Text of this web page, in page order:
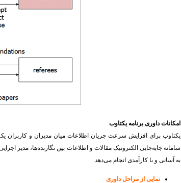
امکانات داوری برنامه یکتاوب
یکتاوب برای افزایش سرعت جریان اطلاعات میان مدیران و کاربران
سامانه جابه‌جایی الکترونیک مقالات و اطلاعات بین نگارنده‌ها، مدیر
به آسانی و با کارآمدی انجام می‌دهد.
نمایی از مراحل داوری